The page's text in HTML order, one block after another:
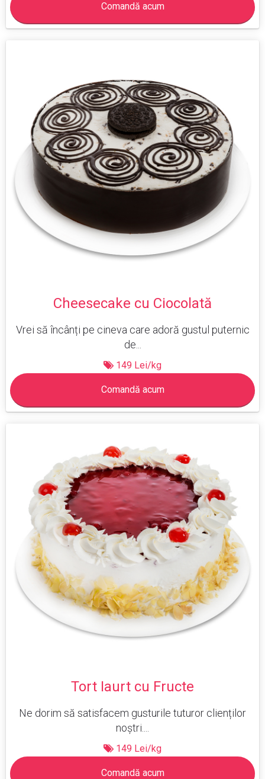
Comandă acum
Cheesecake cu Ciocolată
Vrei să încânți pe cineva care adoră gustul puternic
de...
149 Lei/kg
Comandă acum
Tort Iaurt cu Fructe
Ne dorim să satisfacem gusturile tuturor clienților
noștri....
149 Lei/kg
Comandă acum